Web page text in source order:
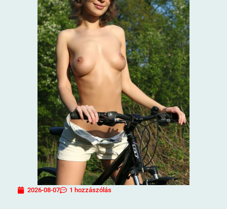
2026-08-07 1 hozzászólás